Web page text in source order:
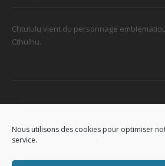
Nous utilisons des cookies pour optimiser
service.
Chtululu vient du personnage
Cthulhu.